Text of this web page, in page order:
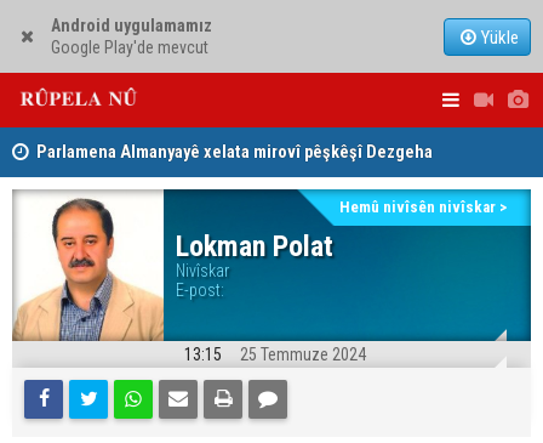
Android uygulamamız
Google Play'de mevcut
Yükle
Parlamena Almanyayê xelata mirovî pêşkêşî Dezgeha
Xêrxwaziya Barzanî kir
gotinên parêzgere Kerkûkê Muhammed Saman red kir
Lokman Polat
Nivîskar
E-post:
Hemû nivîsên nivîskar >
13:15 25 Temmuze 2024